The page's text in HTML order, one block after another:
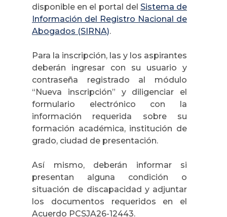
disponible en el portal del Sistema de
Información del Registro Nacional de
Abogados (SIRNA).
Para la inscripción, las y los aspirantes
deberán ingresar con su usuario y
contraseña registrado al módulo
“Nueva inscripción” y diligenciar el
formulario electrónico con la
información requerida sobre su
formación académica, institución de
grado, ciudad de presentación.
Así mismo, deberán informar si
presentan alguna condición o
situación de discapacidad y adjuntar
los documentos requeridos en el
Acuerdo PCSJA26-12443.